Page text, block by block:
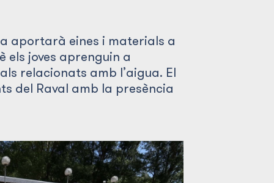
aportarà eines i materials a
els joves aprenguin a
relacionats amb l’aigua. El
del Raval amb la presència